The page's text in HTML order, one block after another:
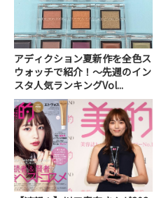
アディクション夏新作を全色ス
ウォッチで紹介！～先週のイン
スタ人気ランキングVol...